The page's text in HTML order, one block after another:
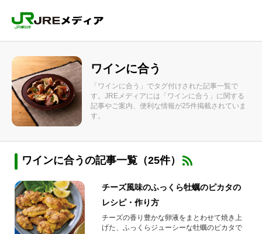
ワインに合う
「ワインに合う」でタグ付けされた記事一覧で
す。JREメディアには「ワインに合う」に関する
記事やご案内、便利な情報が25件掲載されていま
す。
ワインに合うの記事一覧（25件）
チーズ風味のふっくら牡蠣のピカタの
レシピ・作り方
チーズの香り豊かな卵液をまとわせて焼き上
げた、ふっくらジューシーな牡蠣のピカタで